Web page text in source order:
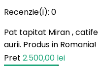
Recenzie(i): 0
Pat tapitat Miran ,
aurii. Produs in Romania!
Pret 2.500,00 lei